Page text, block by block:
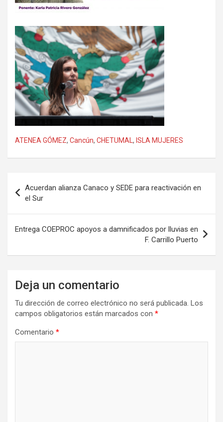
ATENEA GÓMEZ, Cancún, CHETUMAL, ISLA MUJERES
de
entradas
Acuerdan alianza Canaco y SEDE para reactivación en
el Sur
Entrega COEPROC apoyos a damnificados por lluvias en
F. Carrillo Puerto
Deja un comentario
Tu dirección de correo electrónico no será publicada. Los
campos obligatorios están marcados con *
Comentario *